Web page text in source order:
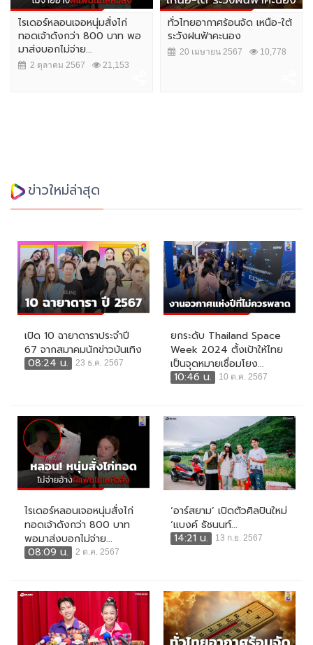
ไรเดอร์หลอนเจอหนุ่มสั่งไก่
ทอดเจ้าดังกว่า 800 บาท พอ
มาส่งบอกไม่จ่าย...
2 ตุลาคม 2567 21,153
ทั่วไทยอากาศร้อนจัด เหนือ-ใต้
ระวังฝนฟ้าคะนอง
20 เมษายน 2567 10,778
ข่าวใหม่ล่าสุด
เปิด 10 ฉายาดาราประจำปี
67 จากสมาคมนักข่าวบันเทิง
08:24 น.
23 ธ.ค. 2567
ยกระดับ Thailand Space
Week 2024 ตั้งเป้าให้ไทย
เป็นจุดหมายเชื่อมโยง...
10:46 น.
10 ต.ค. 2567
ไรเดอร์หลอนเจอหนุ่มสั่งไก่
ทอดเจ้าดังกว่า 800 บาท
พอมาส่งบอกไม่จ่าย...
08:09 น.
2 ต.ค. 2567
‘อาร์สยาม’ เปิดตัวศิลปินใหม่
‘แบงค์ ธัชนนท์...
14:21 น.
13 ก.ย. 2567